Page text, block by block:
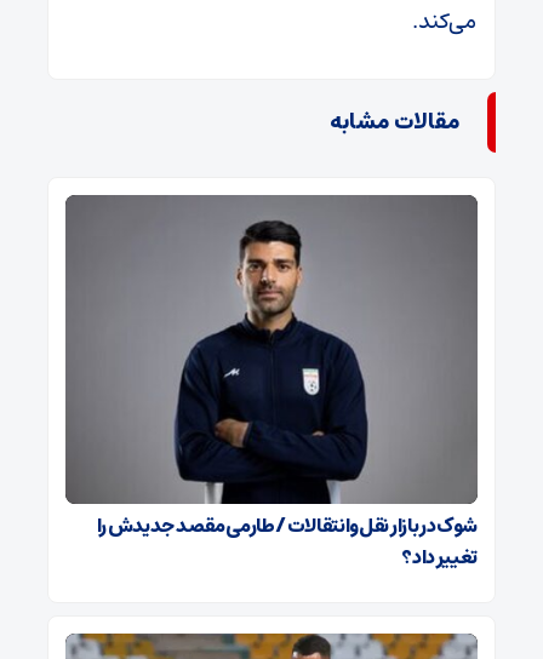
می‌کند.
مقالات مشابه
شوک در بازار نقل‌وانتقالات / طارمی مقصد جدیدش را
تغییر داد؟